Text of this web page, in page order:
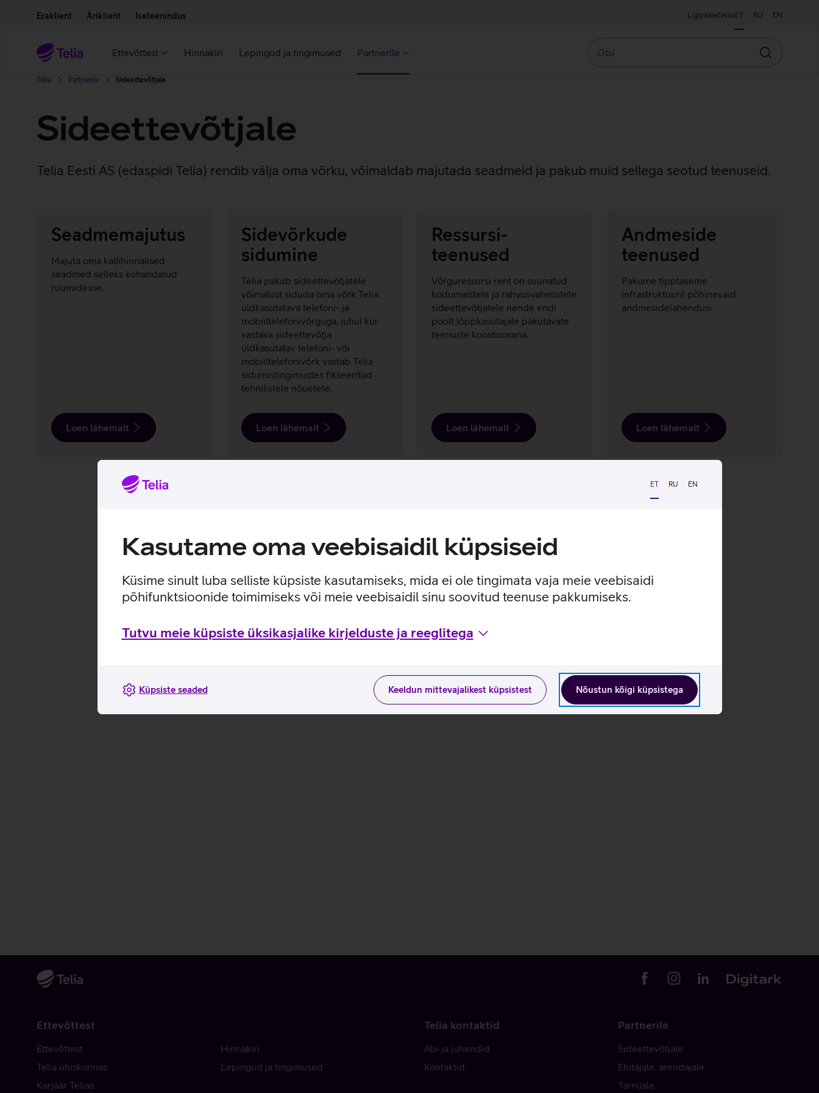
ET RU EN
Kasutame oma veebisaidil küpsiseid
Küsime sinult luba selliste küpsiste kasutamiseks, mida ei ole tingimata vaja meie veebisaidi
põhifunktsioonide toimimiseks või meie veebisaidil sinu soovitud teenuse pakkumiseks.
Tutvu meie küpsiste üksikasjalike kirjelduste ja reeglitega
Nõustun kõigi küpsistega
Keeldun mittevajalikest küpsistest
Küpsiste seaded
Eraklient Äriklient Iseteenindus LigipääsetavusET RU EN
Ettevõttest Hinnakiri Lepingud ja tingimused Partnerile
Otsin
Telia Partnerile Sideettevõtjale
Sideettevõtjale
Telia Eesti AS (edaspidi Telia) rendib välja oma võrku, võimaldab majutada seadmeid ja pakub muid sellega seotud teenuseid.
Seadme­majutus
Majuta oma kallihinnalised
seadmed selleks kohandatud
ruumidesse.
Loen lähemalt
Sidevõrkude
sidumine
Telia pakub sideettevõtjatele
võimalust siduda oma võrk Telia
üldkasutatava telefoni- ja
mobiiltelefonivõrguga, juhul kui
vastava sideettevõtja
üldkasutatav telefoni- või
mobiiltelefonivõrk vastab Telia
sidumistingimustes fikseeritud
tehnilistele nõuetele.
Loen lähemalt
Ressursi­
teenused
Võrguressursi rent on suunatud
kodumaistele ja rahvusvahelistele
sideettevõtjatele nende endi
poolt lõppkasutajale pakutavate
teenuste koostisosana.
Loen lähemalt
Andmeside
teenused
Pakume tipptaseme
infrastruktuuril põhinevaid
andmesidelahendusi
Loen lähemalt
Ettevõttest
Ettevõttest
Telia ühiskonnas
Karjäär Telias
Hinnakiri
Lepingud ja tingimused
Telia kontaktid
Abi ja juhendid
Kontaktid
Partnerile
Sideettevõtjale
Ehitajale, arendajale
Tarnijale